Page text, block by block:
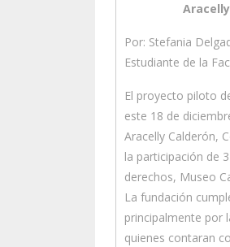
Por: Stefania
Estudiante de la
El proyecto piloto
este 18 de
Aracelly Calderón,
la participación de
derechos, Museo
La fundación
principalmente por
quienes contaran